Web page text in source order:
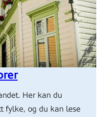
Her kan du
fylke, og du kan lese